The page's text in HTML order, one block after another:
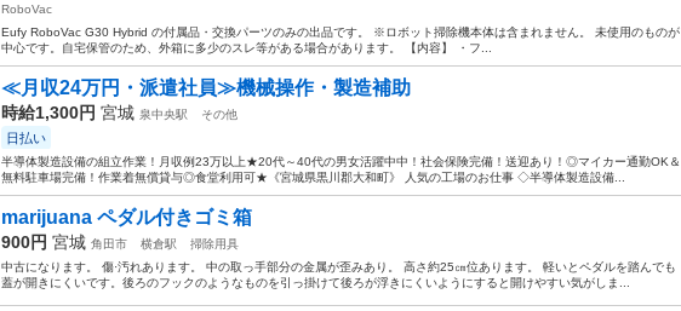
RoboVac
Eufy RoboVac G30 Hybrid の付属品・交換パーツのみの出品です。 ※ロボット掃除機本体は含まれません。 未使用のものが
中心です。自宅保管のため、外箱に多少のスレ等がある場合があります。 【内容】 ・フ...
≪月収24万円・派遣社員≫機械操作・製造補助
時給1,300円 宮城 泉中央駅 その他
日払い
半導体製造設備の組立作業！月収例23万以上★20代～40代の男女活躍中中！社会保険完備！送迎あり！◎マイカー通勤OK＆
無料駐車場完備！作業着無償貸与◎食堂利用可★《宮城県黒川郡大和町》 人気の工場のお仕事 ◇半導体製造設備...
marijuana ペダル付きゴミ箱
900円 宮城 角田市 横倉駅
掃除用具
中古になります。 傷·汚れあります。 中の取っ手部分の金属が歪みあり。 高さ約25㎝位あります。 軽いとペダルを踏んでも
蓋が開きにくいです。後ろのフックのようなものを引っ掛けて後ろが浮きにくいようにすると開けやすい気がしま...